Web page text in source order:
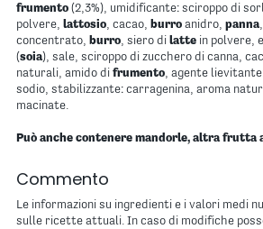
frumento (2,3%), umidificante: sciroppo di
polvere, lattosio, cacao, burro anidro, panna
concentrato, burro, siero di latte in polvere,
(soia), sale, sciroppo di zucchero di canna,
naturali, amido di frumento, agente
sodio, stabilizzante: carragenina, aroma
macinate.
Può anche contenere mandorle, altra frutta
Commento
Le informazioni su ingredienti e i valori medi
sulle ricette attuali. In caso di modifiche